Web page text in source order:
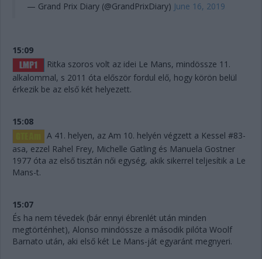
— Grand Prix Diary (@GrandPrixDiary) June 16, 2019
15:09
Ritka szoros volt az idei Le Mans, mindössze 11.
alkalommal, s 2011 óta először fordul elő, hogy körön belül
érkezik be az első két helyezett.
15:08
A 41. helyen, az Am 10. helyén végzett a Kessel #83-
asa, ezzel Rahel Frey, Michelle Gatling és Manuela Gostner
1977 óta az első tisztán női egység, akik sikerrel teljesítik a Le
Mans-t.
15:07
És ha nem tévedek (bár ennyi ébrenlét után minden
megtörténhet), Alonso mindössze a második pilóta Woolf
Barnato után, aki első két Le Mans-ját egyaránt megnyeri.